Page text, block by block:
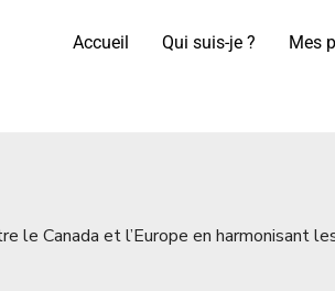
Accueil Qui suis-je ? Mes
le Canada et l’Europe en harmonisant